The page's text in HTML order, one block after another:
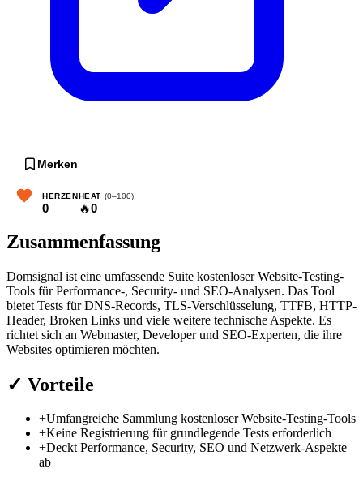
Merken
HERZEN
0
HEAT (0–100)
🔥0
Zusammenfassung
Domsignal ist eine umfassende Suite kostenloser Website-Testing-
Tools für Performance-, Security- und SEO-Analysen. Das Tool
bietet Tests für DNS-Records, TLS-Verschlüsselung, TTFB, HTTP-
Header, Broken Links und viele weitere technische Aspekte. Es
richtet sich an Webmaster, Developer und SEO-Experten, die ihre
Websites optimieren möchten.
✓ Vorteile
+Umfangreiche Sammlung kostenloser Website-Testing-Tools
+Keine Registrierung für grundlegende Tests erforderlich
+Deckt Performance, Security, SEO und Netzwerk-Aspekte
ab